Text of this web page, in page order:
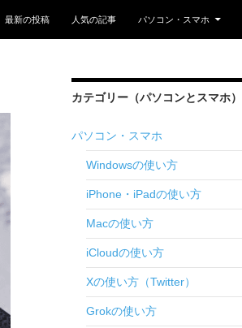
最新の投稿
人気の記事 パソコン・スマホ
カテゴリー（パソコンとスマホ）
パソコン・スマホ
Windowsの使い方
iPhone・iPadの使い方
Macの使い方
iCloudの使い方
Xの使い方（Twitter）
Grokの使い方